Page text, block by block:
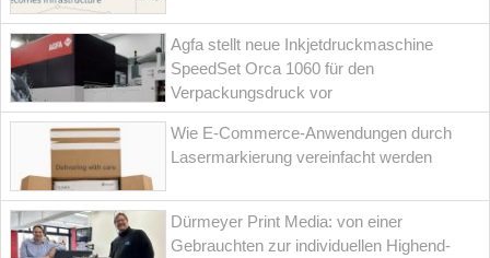
Agfa stellt neue Inkjetdruckmaschine
SpeedSet Orca 1060 für den
Verpackungsdruck vor
Wie E-Commerce-Anwendungen durch
Lasermarkierung vereinfacht werden
Dürmeyer Print Media: von einer
Gebrauchten zur individuellen Highend-